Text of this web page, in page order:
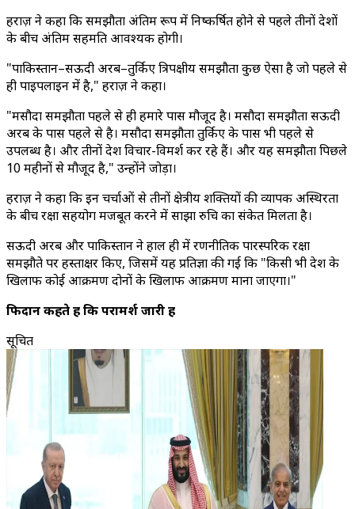
हराज़ ने कहा कि समझौता अंतिम रूप में निष्कर्षित होने से पहले तीनों देशों
के बीच अंतिम सहमति आवश्यक होगी।
"पाकिस्तान–सऊदी अरब–तुर्किए त्रिपक्षीय समझौता कुछ ऐसा है जो पहले से
ही पाइपलाइन में है," हराज़ ने कहा।
"मसौदा समझौता पहले से ही हमारे पास मौजूद है। मसौदा समझौता सऊदी
अरब के पास पहले से है। मसौदा समझौता तुर्किए के पास भी पहले से
उपलब्ध है। और तीनों देश विचार-विमर्श कर रहे हैं। और यह समझौता पिछले
10 महीनों से मौजूद है," उन्होंने जोड़ा।
हराज़ ने कहा कि इन चर्चाओं से तीनों क्षेत्रीय शक्तियों की व्यापक अस्थिरता
के बीच रक्षा सहयोग मजबूत करने में साझा रुचि का संकेत मिलता है।
सऊदी अरब और पाकिस्तान ने हाल ही में रणनीतिक पारस्परिक रक्षा
समझौते पर हस्ताक्षर किए, जिसमें यह प्रतिज्ञा की गई कि "किसी भी देश के
खिलाफ कोई आक्रमण दोनों के खिलाफ आक्रमण माना जाएगा।"
फिदान कहते हैं कि परामर्श जारी हैं
सूचित